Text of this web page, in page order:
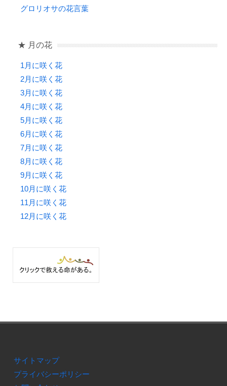
グロリオサの花言葉
★ 月の花
1月に咲く花
2月に咲く花
3月に咲く花
4月に咲く花
5月に咲く花
6月に咲く花
7月に咲く花
8月に咲く花
9月に咲く花
10月に咲く花
11月に咲く花
12月に咲く花
サイトマップ
プライバシーポリシー